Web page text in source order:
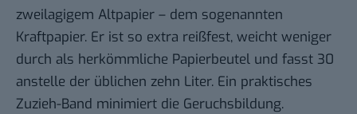
zweilagigem Altpapier – dem sogenannten
Kraftpapier. Er ist so extra reißfest, weicht weniger
durch als herkömmliche Papierbeutel und fasst 30
anstelle der üblichen zehn Liter. Ein praktisches
Zuzieh-Band minimiert die Geruchsbildung.